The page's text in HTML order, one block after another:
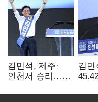
김민석, 제주·
인천서 승리…
탈환'(종합)
김민
격차